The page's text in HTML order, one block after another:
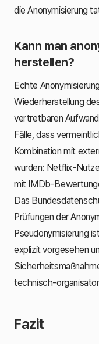
die Anonymisierung
Kann man
herstellen?
Echte
Wiederherstellung
vertretbaren
Fälle, dass
Kombination mit
wurden: Netflix-
mit IMDb-
Das
Prüfungen der
Pseudonymisierung
explizit vorgesehen
technisch-
Fazit